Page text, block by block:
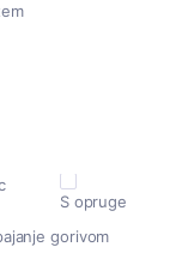
S opruge
gorivom